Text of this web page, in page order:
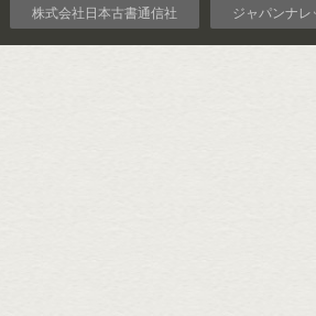
株式会社日本古書通信社 ジャパンナレ